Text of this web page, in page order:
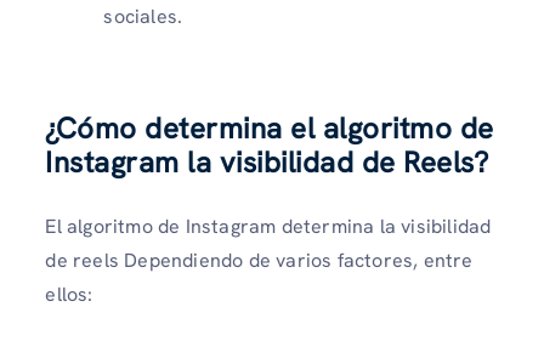
sociales.
¿Cómo determina el algoritmo de
Instagram la visibilidad de Reels?
El algoritmo de Instagram determina la visibilidad
de reels Dependiendo de varios factores, entre
ellos: